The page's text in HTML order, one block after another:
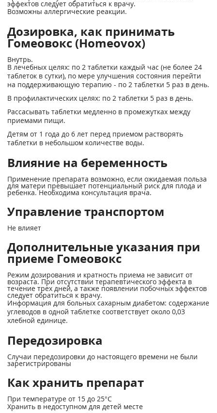
эффектов следует обратиться к врачу.
Возможны аллергические реакции.
Дозировка, как принимать
Гомеовокс (Homeovox)
Внутрь.
В лечебных целях: по 2 таблетки каждый час (не более 24
таблеток в сутки), по мере улучшения состояния перейти
на поддерживающую терапию - по 2 таблетки 5 раз в день.
В профилактических целях: по 2 таблетки 5 раз в день.
Рассасывать таблетки медленно в промежутках между
приемами пищи.
Детям от 1 года до 6 лет перед приемом растворять
таблетки в небольшом количестве воды.
Влияние на беременность
Применение препарата возможно, если ожидаемая польза
для матери превышает потенциальный риск для плода и
ребенка. Необходима консультация врача.
Управление транспортом
Не влияет
Дополнительные указания при
приеме Гомеовокс
Режим дозирования и кратность приема не зависит от
возраста. При отсутствии терапевтического эффекта в
течение трех дней, а также появлении побочных эффектов
следует обратиться к врачу.
Информация для больных сахарным диабетом: содержание
углеводов в одной таблетке соответствует около 0,03
хлебной единице.
Передозировка
Случаи передозировки до настоящего времени не были
зарегистрированы
Как хранить препарат
При температуре от 15 до 25°С
Хранить в недоступном для детей месте